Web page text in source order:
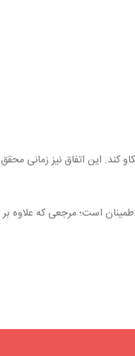
کند. این اتفاق نیز
است‌؛ مرجعی که علاوه